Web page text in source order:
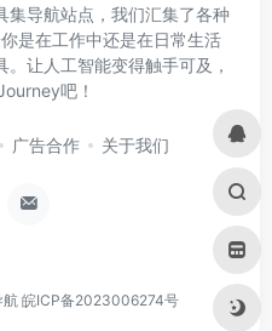
导航站点，我们汇集了各种
是在工作中还是在日常生活
让人工智能变得触手可及，
吧！
广告合作 关于我们
航 皖ICP备2023006274号